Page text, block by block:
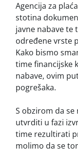
Agencija za
stotina
javne nabave te
određene vrste
Kako bismo
time financijske
nabave, ovim
pogrešaka.
S obzirom da
utvrditi u fazi
time rezultirati
molimo da se